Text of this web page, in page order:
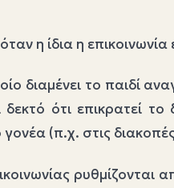
η ίδια η
διαμένει το παιδί
δεκτό ότι επικρατεί
(π.χ. στις